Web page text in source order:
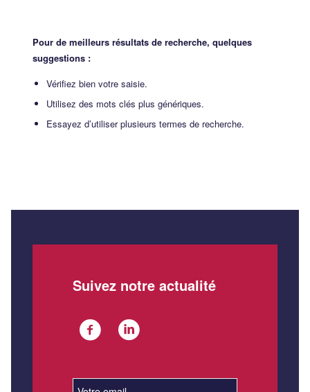
Pour de meilleurs résultats de recherche, quelques
suggestions :
Vérifiez bien votre saisie.
Utilisez des mots clés plus génériques.
Essayez d’utiliser plusieurs termes de recherche.
Suivez notre actualité